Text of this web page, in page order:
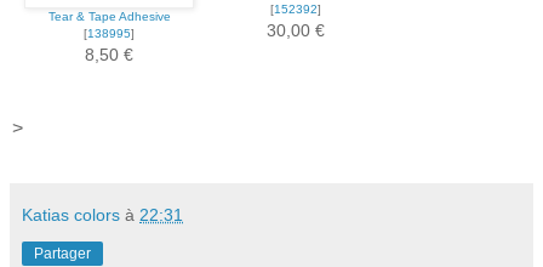
Tear & Tape Adhesive
[138995]
8,50 €
[152392]
30,00 €
>
Katias colors à 22:31
Partager